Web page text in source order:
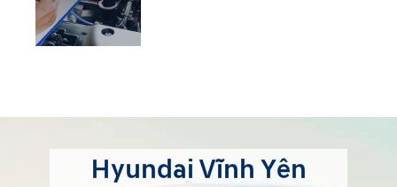
Hyundai Vĩnh Yên